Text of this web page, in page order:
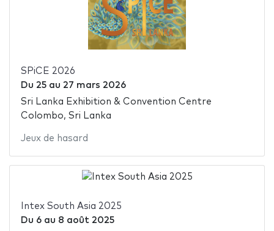
SPiCE 2026
Du 25au 27 mars 2026
Sri Lanka Exhibition & Convention Centre
Colombo, Sri Lanka
Jeux de hasard
Intex South Asia 2025
Du 6au 8 août 2025